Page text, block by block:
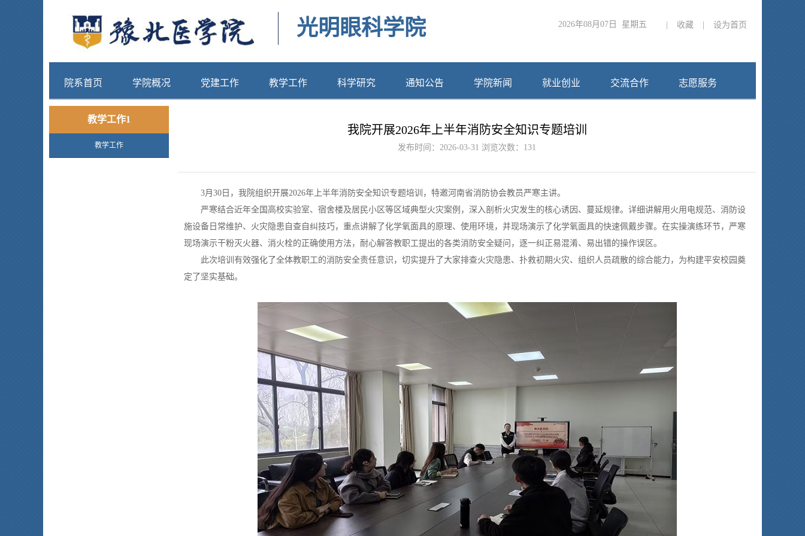
光明眼科学院 2026年08月07日 星期五 收藏 设为首页
院系首页 学院概况 党建工作 教学工作 科学研究 通知公告 学院新闻 就业创业 交流合作 志愿服务
教学工作1
教学工作
我院开展2026年上半年消防安全知识专题培训
发布时间：2026-03-31 浏览次数： 131
3月30日，我院组织开展2026年上半年消防安全知识专题培训，特邀河南省消防协会教员严寒主讲。
严寒结合近年全国高校实验室、宿舍楼及居民小区等区域典型火灾案例，深入剖析火灾发生的核心诱因、蔓延规律。详细讲解用火用电规范、消防设
施设备日常维护、火灾隐患自查自纠技巧，重点讲解了化学氧面具的原理、使用环境，并现场演示了化学氧面具的快速佩戴步骤。在实操演练环节，严寒
现场演示干粉灭火器、消火栓的正确使用方法，耐心解答教职工提出的各类消防安全疑问，逐一纠正易混淆、易出错的操作误区。
此次培训有效强化了全体教职工的消防安全责任意识，切实提升了大家排查火灾隐患、扑救初期火灾、组织人员疏散的综合能力，为构建平安校园奠
定了坚实基础。